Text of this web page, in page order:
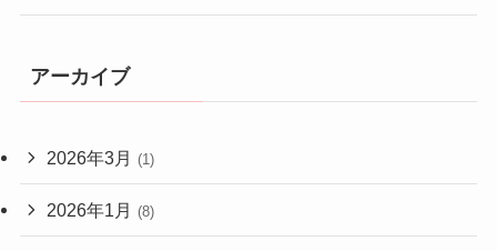
アーカイブ
2026年3月 (1)
2026年1月 (8)